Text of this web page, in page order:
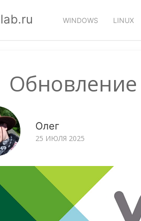
WINDOWS LINUX
Обновление
Олег
25 ИЮЛЯ 2025